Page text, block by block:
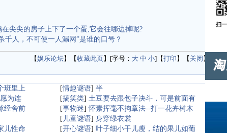
在尖尖的房子上下了一个蛋,它会往哪边掉呢?
千人，不可使一人漏网”是谁的口号？
【娱乐论坛】【收藏此页】[字号： 大 中 小]【打印 】【 关闭 】
班里上 [情趣谜语] 半
为连 [搞笑类] 土豆要去跟包子决斗，可是前面有
经舍前 [事物迷]怀素挥毫不拘章法--打一花卉树木
[ 儿童谜语] 身穿绿衣裳
儿性命 [开心谜语] 叶子细小干儿瘦，结的果儿如葡